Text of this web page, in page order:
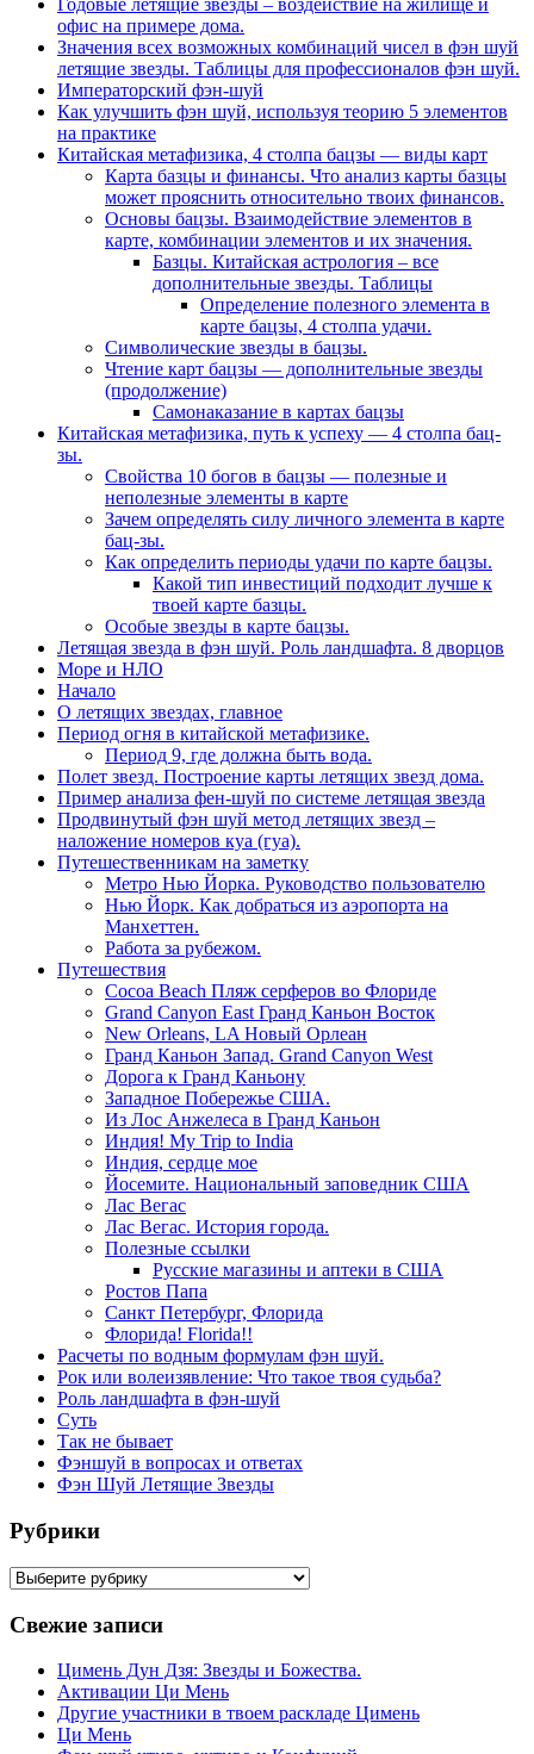
Годовые летящие звезды – воздействие на жилище и
офис на примере дома.
Значения всех возможных комбинаций чисел в фэн шуй
летящие звезды. Таблицы для профессионалов фэн шуй.
Императорский фэн-шуй
Как улучшить фэн шуй, используя теорию 5 элементов
на практике
Китайская метафизика, 4 столпа бацзы — виды карт
Карта базцы и финансы. Что анализ карты базцы
может прояснить относительно твоих финансов.
Основы бацзы. Взаимодействие элементов в
карте, комбинации элементов и их значения.
Базцы. Китайская астрология – все
дополнительные звезды. Таблицы
Определение полезного элемента в
карте бацзы, 4 столпа удачи.
Символические звезды в бацзы.
Чтение карт бацзы — дополнительные звезды
(продолжение)
Самонаказание в картах бацзы
Китайская метафизика, путь к успеху — 4 столпа бац-
зы.
Свойства 10 богов в бацзы — полезные и
неполезные элементы в карте
Зачем определять силу личного элемента в карте
бац-зы.
Как определить периоды удачи по карте бацзы.
Какой тип инвестиций подходит лучше к
твоей карте базцы.
Особые звезды в карте бацзы.
Летящая звезда в фэн шуй. Роль ландшафта. 8 дворцов
Море и НЛО
Начало
О летящих звездах, главное
Период огня в китайской метафизике.
Период 9, где должна быть вода.
Полет звезд. Построение карты летящих звезд дома.
Пример анализа фен-шуй по системе летящая звезда
Продвинутый фэн шуй метод летящих звезд –
наложение номеров куа (гуа).
Путешественникам на заметку
Метро Нью Йорка. Руководство пользователю
Нью Йорк. Как добраться из аэропорта на
Манхеттен.
Работа за рубежом.
Путешествия
Cocoa Beach Пляж серферов во Флориде
Grand Canyon East Гранд Каньон Восток
New Orleans, LA Новый Орлеан
Гранд Каньон Запад. Grand Canyon West
Дорога к Гранд Каньону
Западное Побережье США.
Из Лос Анжелеса в Гранд Каньон
Индия! My Trip to India
Индия, сердце мое
Йосемите. Национальный заповедник США
Лас Вегас
Лас Вегас. История города.
Полезные ссылки
Русские магазины и аптеки в США
Ростов Папа
Санкт Петербург, Флорида
Флорида! Florida!!
Расчеты по водным формулам фэн шуй.
Рок или волеизявление: Что такое твоя судьба?
Роль ландшафта в фэн-шуй
Суть
Так не бывает
Фэншуй в вопросах и ответах
Фэн Шуй Летящие Звезды
Рубрики
Рубрики
Свежие записи
Цимень Дун Дзя: Звезды и Божества.
Активации Ци Мень
Другие участники в твоем раскладе Цимень
Ци Мень